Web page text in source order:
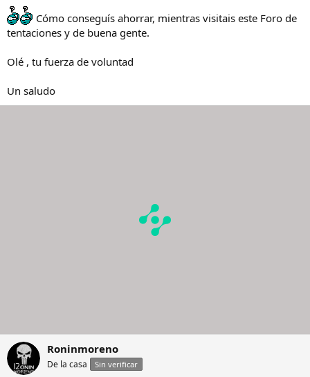
Cómo conseguís ahorrar, mientras visitais este Foro de
tentaciones y de buena gente.
Olé , tu fuerza de voluntad
Un saludo
Roninmoreno
De la casa Sin verificar